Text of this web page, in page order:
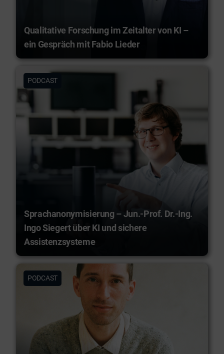
Qualitative Forschung im Zeitalter von KI –
ein Gespräch mit Fabio Lieder
Sprachanonymisierung – Jun.-Prof. Dr.-Ing.
Ingo Siegert über KI und sichere
Assistenzsysteme
PODCAST
PODCAST